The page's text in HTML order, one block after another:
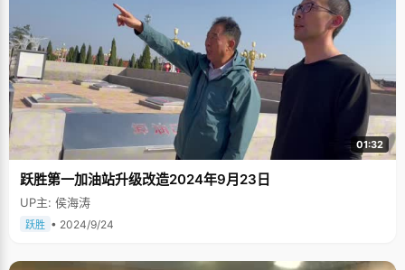
01:32
跃胜第一加油站升级改造2024年9月23日
UP主: 侯海涛
跃胜 • 2024/9/24